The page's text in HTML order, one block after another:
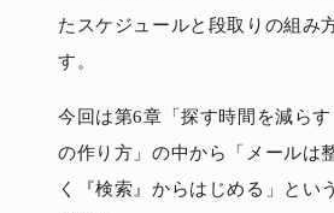
たスケジュールと段取りの組み
す。
今回は第6章「探す時間を減らす
の作り方」の中から「メールは
く『検索』からはじめる」とい